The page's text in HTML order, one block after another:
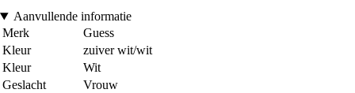
Aanvullende informatie
Merk
Guess
Kleur
zuiver wit/wit
Kleur
Wit
Geslacht
Vrouw